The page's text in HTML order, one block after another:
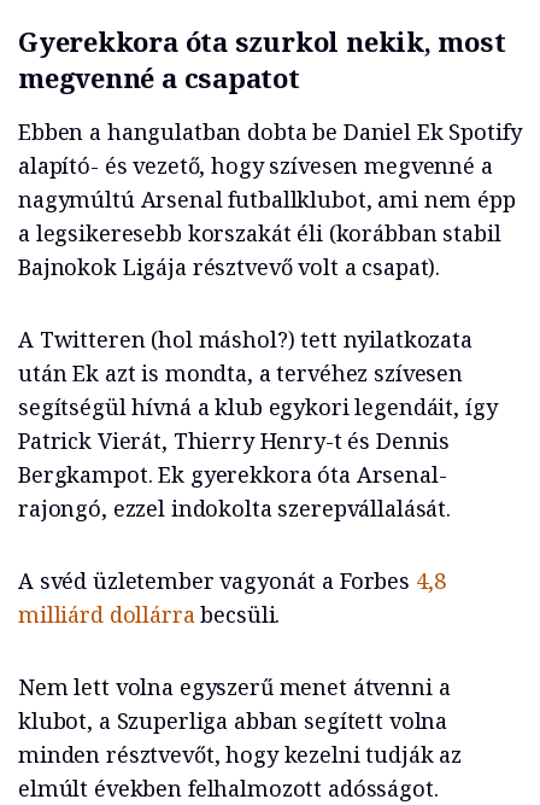
Gyerekkora óta szurkol nekik, most
megvenné a csapatot
Ebben a hangulatban dobta be Daniel Ek Spotify
alapító- és vezető, hogy szívesen megvenné a
nagymúltú Arsenal futballklubot, ami nem épp
a legsikeresebb korszakát éli (korábban stabil
Bajnokok Ligája résztvevő volt a csapat).
A Twitteren (hol máshol?) tett nyilatkozata
után Ek azt is mondta, a tervéhez szívesen
segítségül hívná a klub egykori legendáit, így
Patrick Vierát, Thierry Henry-t és Dennis
Bergkampot. Ek gyerekkora óta Arsenal-
rajongó, ezzel indokolta szerepvállalását.
A svéd üzletember vagyonát a Forbes 4,8
milliárd dollárrabecsüli.
Nem lett volna egyszerű menet átvenni a
klubot, a Szuperliga abban segített volna
minden résztvevőt, hogy kezelni tudják az
elmúlt években felhalmozott adósságot.